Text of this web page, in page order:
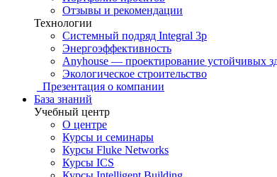
Отзывы и рекомендации
Технологии
Системный подряд Integral 3p
Энергоэффективность
Anyhouse — проектирование устойчивых
Экологическое строительство
Презентация о компании
База знаний
Учебный центр
О центре
Курсы и семинары
Курсы Fluke Networks
Курсы ICS